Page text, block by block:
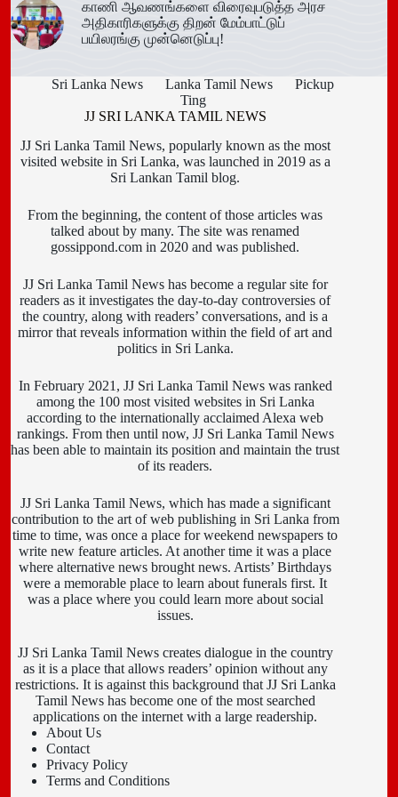
காணி ஆவணங்களை விரைவுபடுத்த அரச
அதிகாரிகளுக்கு திறன் மேம்பாட்டுப்
பயிலரங்கு முன்னெடுப்பு!
Sri Lanka News Lanka Tamil News
Pickup
Ting
JJ SRI LANKA TAMIL NEWS
JJ Sri Lanka Tamil News, popularly known as the most
visited website in Sri Lanka, was launched in 2019 as a
Sri Lankan Tamil blog.
From the beginning, the content of those articles was
talked about by many. The site was renamed
gossippond.com in 2020 and was published.
JJ Sri Lanka Tamil News has become a regular site for
readers as it investigates the day-to-day controversies of
the country, along with readers’ conversations, and is a
mirror that reveals information within the field of art and
politics in Sri Lanka.
In February 2021, JJ Sri Lanka Tamil News was ranked
among the 100 most visited websites in Sri Lanka
according to the internationally acclaimed Alexa web
rankings. From then until now, JJ Sri Lanka Tamil News
has been able to maintain its position and maintain the trust
of its readers.
JJ Sri Lanka Tamil News, which has made a significant
contribution to the art of web publishing in Sri Lanka from
time to time, was once a place for weekend newspapers to
write new feature articles. At another time it was a place
where alternative news brought news. Artists’ Birthdays
were a memorable place to learn about funerals first. It
was a place where you could learn more about social
issues.
JJ Sri Lanka Tamil News creates dialogue in the country
as it is a place that allows readers’ opinion without any
restrictions. It is against this background that JJ Sri Lanka
Tamil News has become one of the most searched
applications on the internet with a large readership.
About Us
Contact
Privacy Policy
Terms and Conditions